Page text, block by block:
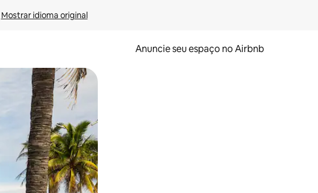
Mostrar idioma original
Anuncie seu espaço no Airbnb